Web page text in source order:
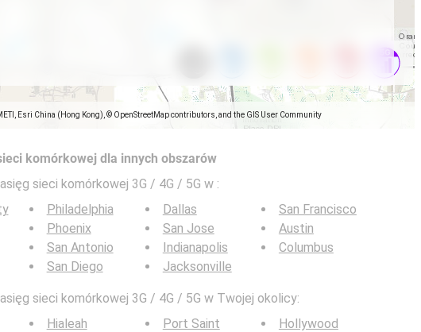
Esri China (Hong Kong), © OpenStreetMap contributors, and the GIS User Community
komórkowej dla innych obszarów
sieci komórkowej 3G / 4G / 5G w :
Philadelphia
Phoenix
San Antonio
San Diego
Dallas
San Jose
Indianapolis
Jacksonville
San Francisco
Austin
Columbus
sieci komórkowej 3G / 4G / 5G w Twojej okolicy:
Hialeah
Port Saint
Hollywood